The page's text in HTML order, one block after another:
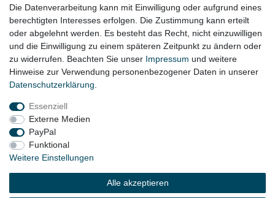
Lieferzeit etwa 1 bis 3 Werktage
Die Datenverarbeitung kann mit Einwilligung oder aufgrund eines
berechtigten Interesses erfolgen. Die Zustimmung kann erteilt
oder abgelehnt werden. Es besteht das Recht, nicht einzuwilligen
und die Einwilligung zu einem späteren Zeitpunkt zu ändern oder
zu widerrufen. Beachten Sie unser Impressum und weitere
Hinweise zur Verwendung personenbezogener Daten in unserer
Daten­schutz­erklärung
Essenziell
Externe Medien
PayPal
Funktional
Weitere Einstellungen
Alle akzeptieren
Impressum
Widerrufs­recht
© Copyright 2026 | Alle Rechte vorbehalten.